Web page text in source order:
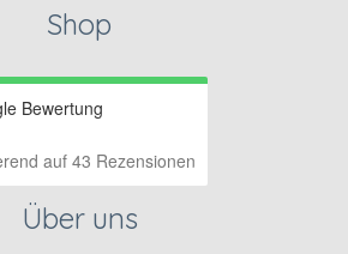
Shop
Bewertung
auf 43 Rezensionen
Über uns